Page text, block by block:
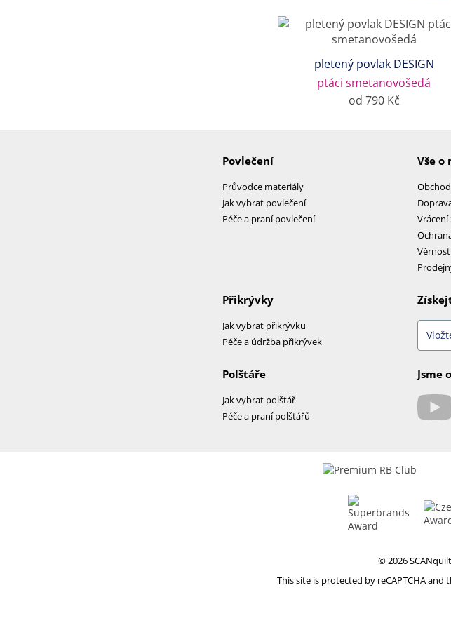
pletený povlak DESIGN
ptáci smetanovošedá
od 790 Kč
Povlečení
Průvodce materiály
Jak vybrat povlečení
Péče a praní povlečení
Vše o
Vrácení
Přikrývky
Jak vybrat přikrývku
Péče a údržba přikrývek
Polštáře
Jak vybrat polštář
Péče a praní polštářů
Jsme
© 2026
This site is protected by reCAPTCHA and